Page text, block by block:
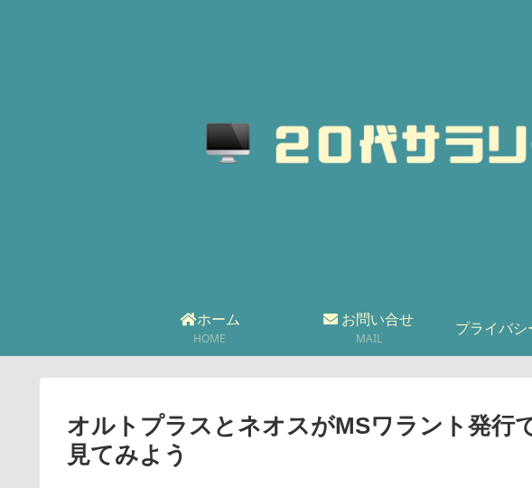
ホーム
HOME
お問い合せ
MAIL
プライバシ
オルトプラスとネオスがMSワラント発
見てみよう